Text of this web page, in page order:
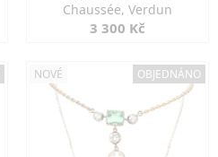
Chaussée, Verdun
3 300 Kč
NOVÉ OBJEDNÁNO